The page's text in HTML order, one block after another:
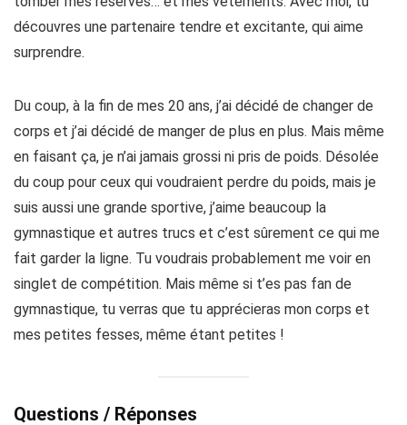
découvres une partenaire tendre et excitante, qui aime
surprendre.
Du coup, à la fin de mes 20 ans, j’ai décidé de changer de
corps et j’ai décidé de manger de plus en plus. Mais même
en faisant ça, je n’ai jamais grossi ni pris de poids. Désolée
du coup pour ceux qui voudraient perdre du poids, mais je
suis aussi une grande sportive, j’aime beaucoup la
gymnastique et autres trucs et c’est sûrement ce qui me
fait garder la ligne. Tu voudrais probablement me voir en
singlet de compétition. Mais même si t’es pas fan de
gymnastique, tu verras que tu apprécieras mon corps et
mes petites fesses, même étant petites !
Questions / Réponses